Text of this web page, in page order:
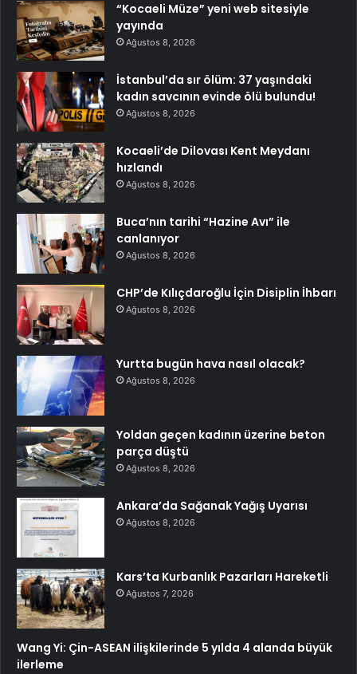
“Kocaeli Müze” yeni web sitesiyle
yayında
Ağustos 8, 2026
İstanbul’da sır ölüm: 37 yaşındaki
kadın savcının evinde ölü bulundu!
Ağustos 8, 2026
Kocaeli’de Dilovası Kent Meydanı
hızlandı
Ağustos 8, 2026
Buca’nın tarihi “Hazine Avı” ile
canlanıyor
Ağustos 8, 2026
CHP’de Kılıçdaroğlu İçin Disiplin İhbarı
Ağustos 8, 2026
Yurtta bugün hava nasıl olacak?
Ağustos 8, 2026
Yoldan geçen kadının üzerine beton
parça düştü
Ağustos 8, 2026
Ankara’da Sağanak Yağış Uyarısı
Ağustos 8, 2026
Kars’ta Kurbanlık Pazarları Hareketli
Ağustos 7, 2026
Wang Yi: Çin-ASEAN ilişkilerinde 5 yılda 4 alanda büyük
ilerleme